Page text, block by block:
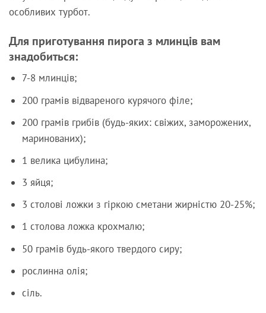
особливих турбот.
Для приготування пирога з млинців вам
знадобиться:
7-8 млинців;
200 грамів відвареного курячого філе;
200 грамів грибів (будь-яких: свіжих, заморожених,
маринованих);
1 велика цибулина;
3 яйця;
3 столові ложки з гіркою сметани жирністю 20-25%;
1 столова ложка крохмалю;
50 грамів будь-якого твердого сиру;
рослинна олія;
сіль.